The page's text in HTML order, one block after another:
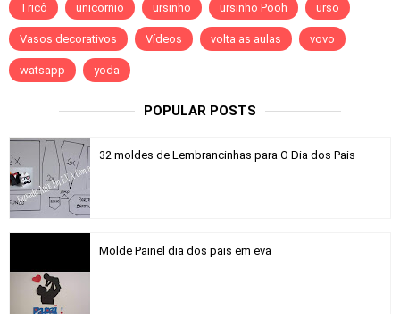
Tricô unicornio ursinho ursinho Pooh urso
Vasos decorativos Vídeos volta as aulas vovo
watsapp yoda
POPULAR POSTS
32 moldes de Lembrancinhas para O Dia dos Pais
Molde Painel dia dos pais em eva